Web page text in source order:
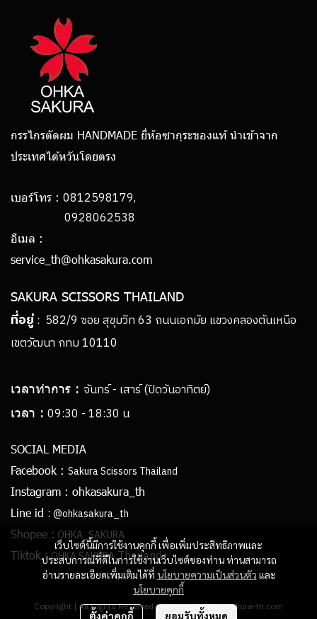
เว็บไซต์นี้มีการใช้งานคุกกี้ เพื่อเพิ่มประสิทธิภาพและ
ประสบการณ์ที่ดีในการใช้งานเว็บไซต์ของท่าน ท่านสามารถ
อ่านรายละเอียดเพิ่มเติมได้ที่ นโยบายความเป็นส่วนตัว และ
นโยบายคุกกี้
ตั้งค่าคุกกี้ ยอมรับทั้งหมด
กรรไกรตัดผม HANDMADE ยี่ห้อซากุระของแท้ นำเข้าจาก
ประเทศไต้หวันโดยตรง
เบอร์โทร : 0812598179,
0928062538
อีเมล :
service_th@ohkasakura.com
SAKURA SCISSORS THAILAND
ที่อยู่: 582/9 ซอย สุขุมวิท 63 ถนนเอกมัย แขวงคลองตันเหนือ
เขตวัฒนา กทม 10110
เวลาทำการ : จันทร์ - เสาร์ (ปิดวันอาทิตย์)
เวลา : 09:30 - 18:30 น
SOCIAL MEDIA
Facebook : Sakura Scissors Thailand
Instagram : ohkasakura_th
Line id : @ohkasakura_th
Shopee : OHKA_SAKURA
Tiktok : OHKA SAKURAThailand
Copyright | All Rights Reserved | Powered by ohkasakura-th.com